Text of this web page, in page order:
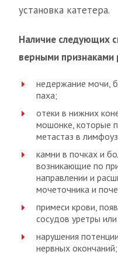
установка катетера.
Наличие следующих
верными признаками
недержание мочи,
паха;
отеки в нижних
мошонке, которые
метастаз в
камни в почках и
возникающие по
направлении и
мочеточника и
примеси крови,
сосудов уретры
нарушения
нервных окончаний;